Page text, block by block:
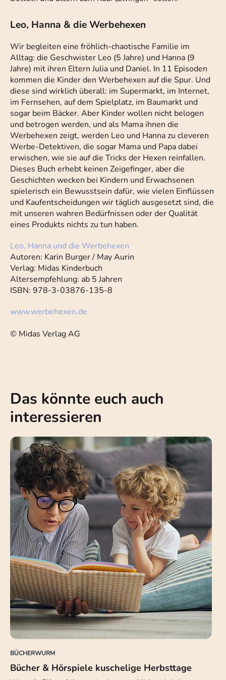
Leo, Hanna & die Werbehexen
Wir begleiten eine fröhlich-chaotische Familie im
Alltag: die Geschwister Leo (5 Jahre) und Hanna (9
Jahre) mit ihren Eltern Julia und Daniel. In 11 Episoden
kommen die Kinder den Werbehexen auf die Spur. Und
diese sind wirklich überall: im Supermarkt, im Internet,
im Fernsehen, auf dem Spielplatz, im Baumarkt und
sogar beim Bäcker. Aber Kinder wollen nicht belogen
und betrogen werden, und als Mama ihnen die
Werbehexen zeigt, werden Leo und Hanna zu cleveren
Werbe-Detektiven, die sogar Mama und Papa dabei
erwischen, wie sie auf die Tricks der Hexen reinfallen.
Dieses Buch erhebt keinen Zeigefinger, aber die
Geschichten wecken bei Kindern und Erwachsenen
spielerisch ein Bewusstsein dafür, wie vielen Einflüssen
und Kaufentscheidungen wir täglich ausgesetzt sind, die
mit unseren wahren Bedürfnissen oder der Qualität
eines Produkts nichts zu tun haben.
Leo, Hanna und die Werbehexen
Autoren: Karin Burger / May Aurin
Verlag: Midas Kinderbuch
Altersempfehlung: ab 5 Jahren
ISBN: 978-3-03876-135-8
www.werbehexen.de
© Midas Verlag AG
Das könnte euch auch
interessieren
BÜCHERWURM
Bücher & Hörspiele kuschelige Herbsttage